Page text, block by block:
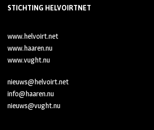
STICHTING HELVOIRTNET
www.helvoirt.net
www.haaren.nu
www.vught.nu
nieuws@helvoirt.net
info@haaren.nu
nieuws@vught.nu